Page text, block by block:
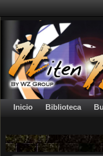
Inicio Biblioteca